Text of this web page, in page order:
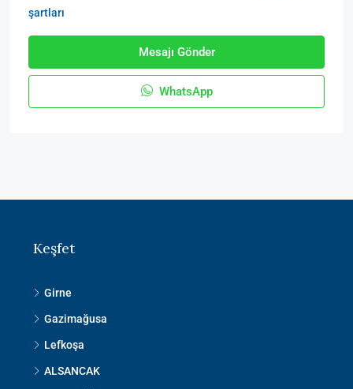
şartları
Mesajı Gönder
WhatsApp
Keşfet
Girne
Gazimağusa
Lefkoşa
ALSANCAK